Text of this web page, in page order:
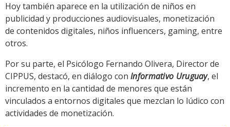
Hoy también aparece en la utilización de niños en
publicidad y producciones audiovisuales, monetización
de contenidos digitales, niños influencers, gaming, entre
otros.
Por su parte, el Psicólogo Fernando Olivera, Director de
CIPPUS, destacó, en diálogo con Informativo Uruguay, el
incremento en la cantidad de menores que están
vinculados a entornos digitales que mezclan lo lúdico con
actividades de monetización.